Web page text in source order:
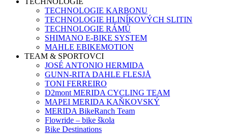
TECHNOLOGIE KARBONU
TECHNOLOGIE HLINÍKOVÝCH SLITIN
TECHNOLOGIE RÁMŮ
SHIMANO E-BIKE SYSTEM
MAHLE EBIKEMOTION
TEAM & SPORTOVCI
JOSÉ ANTONIO HERMIDA
GUNN-RITA DAHLE FLESJÅ
TONI FERREIRO
D2mont MERIDA CYCLING TEAM
MAPEI MERIDA KAŇKOVSKÝ
MERIDA BikeRanch Team
Flowride – bike škola
Bike Destinations